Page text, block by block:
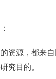
资源，都来
究目的。